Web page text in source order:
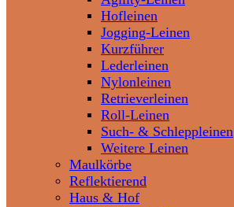
Hofleinen
Jogging-Leinen
Kurzführer
Lederleinen
Nylonleinen
Retrieverleinen
Roll-Leinen
Such- & Schleppleinen
Weitere Leinen
Maulkörbe
Reflektierend
Haus & Hof